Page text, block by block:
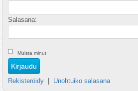
Salasana:
Muista minut
Rekisteröidy Unohtuiko salasana